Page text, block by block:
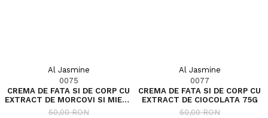
Al Jasmine
0075
CREMA DE FATA SI DE CORP CU
EXTRACT DE MORCOVI SI MIERE
75G
50,00 RON
Al Jasmine
0077
CREMA DE FATA SI DE CORP CU
EXTRACT DE CIOCOLATA 75G
50,00 RON